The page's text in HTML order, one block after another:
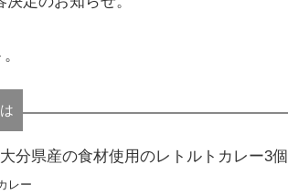
分県産の食材使用のレトルトカレー3個
レー